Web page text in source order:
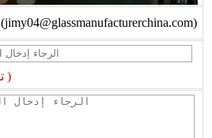
بيرنيس (jimy04@glassmanufacturerchina.com)
(* تطلب )